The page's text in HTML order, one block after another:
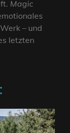
Magic
– und
letzten